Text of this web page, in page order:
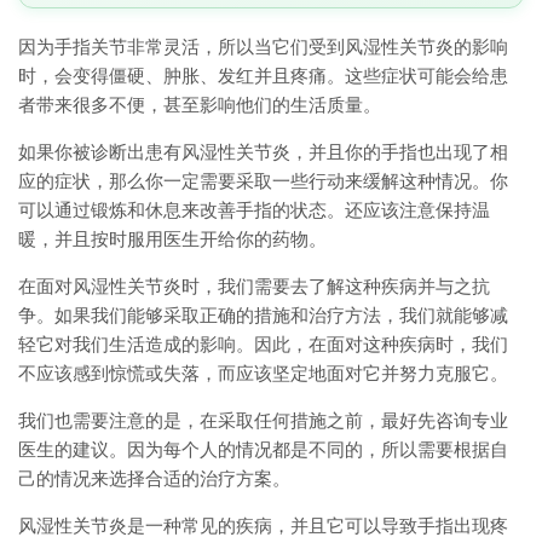
因为手指关节非常灵活，所以当它们受到风湿性关节炎的影响
时，会变得僵硬、肿胀、发红并且疼痛。这些症状可能会给患
者带来很多不便，甚至影响他们的生活质量。
如果你被诊断出患有风湿性关节炎，并且你的手指也出现了相
应的症状，那么你一定需要采取一些行动来缓解这种情况。你
可以通过锻炼和休息来改善手指的状态。还应该注意保持温
暖，并且按时服用医生开给你的药物。
在面对风湿性关节炎时，我们需要去了解这种疾病并与之抗
争。如果我们能够采取正确的措施和治疗方法，我们就能够减
轻它对我们生活造成的影响。因此，在面对这种疾病时，我们
不应该感到惊慌或失落，而应该坚定地面对它并努力克服它。
我们也需要注意的是，在采取任何措施之前，最好先咨询专业
医生的建议。因为每个人的情况都是不同的，所以需要根据自
己的情况来选择合适的治疗方案。
风湿性关节炎是一种常见的疾病，并且它可以导致手指出现疼